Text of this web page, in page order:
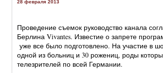
28 февраля 2013
Проведение съемок руководство канала
Берлина Vivantes. Известие о запрете
уже все было подготовлено. На участие в
одной из больниц и 30 рожениц, роды
телезрителей по всей Германии.